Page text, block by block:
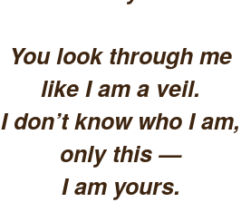
You look through me
like I am a veil.
I don’t know who I am,
only this —
I am yours.